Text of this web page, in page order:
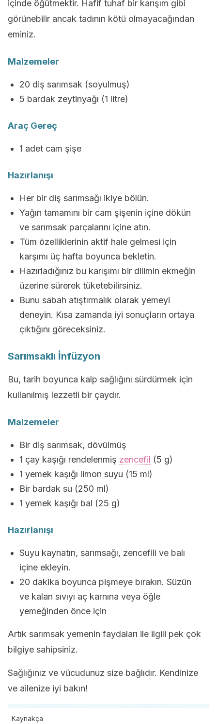
içinde öğütmektir. Hafif tuhaf bir karışım gibi
görünebilir ancak tadının kötü olmayacağından
eminiz.
Malzemeler
20 diş sarımsak (soyulmuş)
5 bardak zeytinyağı (1 litre)
Araç Gereç
1 adet cam şişe
Hazırlanışı
Her bir diş sarımsağı ikiye bölün.
Yağın tamamını bir cam şişenin içine dökün
ve sarımsak parçalarını içine atın.
Tüm özelliklerinin aktif hale gelmesi için
karşımı üç hafta boyunca bekletin.
Hazırladığınız bu karışımı bir dilimin ekmeğin
üzerine sürerek tüketebilirsiniz.
Bunu sabah atıştırmalık olarak yemeyi
deneyin. Kısa zamanda iyi sonuçların ortaya
çıktığını göreceksiniz.
Sarımsaklı İnfüzyon
Bu, tarih boyunca kalp sağlığını sürdürmek için
kullanılmış lezzetli bir çaydır.
Malzemeler
Bir diş sarımsak, dövülmüş
1 çay kaşığı rendelenmiş zencefil (5 g)
1 yemek kaşığı limon suyu (15 ml)
Bir bardak su (250 ml)
1 yemek kaşığı bal (25 g)
Hazırlanışı
Suyu kaynatın, sarımsağı, zencefili ve balı
içine ekleyin.
20 dakika boyunca pişmeye bırakın. Süzün
ve kalan sıvıyı aç karnına veya öğle
yemeğinden önce için
Artık sarımsak yemenin faydaları ile ilgili pek çok
bilgiye sahipsiniz.
Sağlığınız ve vücudunuz size bağlıdır. Kendinize
ve ailenize iyi bakın!
Kaynakça